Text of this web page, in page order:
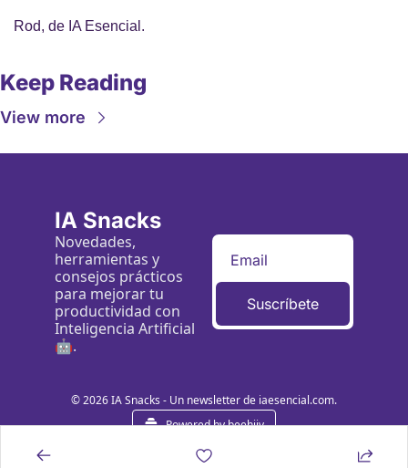
Rod, de IA Esencial.
Keep Reading
View more
IA Snacks
Novedades,
herramientas y
consejos prácticos
para mejorar tu
productividad con
🤖.
Suscríbete
© 2026 IA Snacks - Un newsletter de iaesencial.com.
Powered by beehiiv